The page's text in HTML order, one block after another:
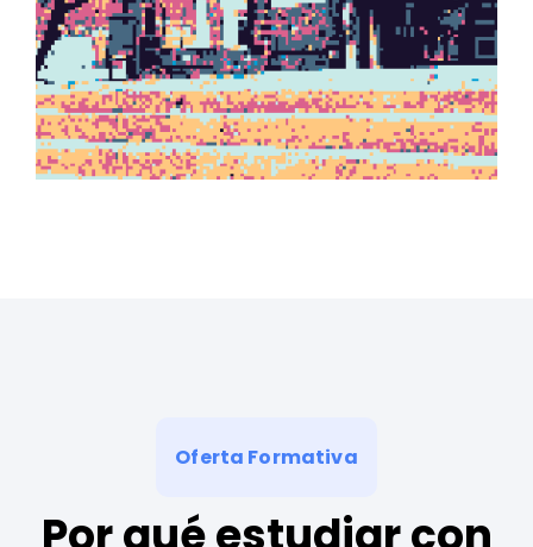
Oferta Formativa